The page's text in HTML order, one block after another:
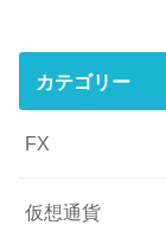
カテゴリー
FX
仮想通貨